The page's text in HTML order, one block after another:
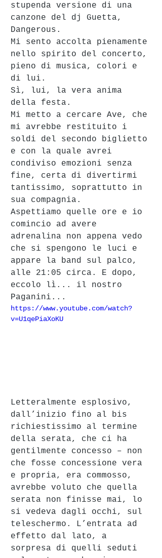
stupenda versione di una
canzone del dj Guetta,
Dangerous.
Mi sento accolta pienamente
nello spirito del concerto,
pieno di musica, colori e
di lui.
Sì, lui, la vera anima
della festa.
Mi metto a cercare Ave, che
mi avrebbe restituito i
soldi del secondo biglietto
e con la quale avrei
condiviso emozioni senza
fine, certa di divertirmi
tantissimo, soprattutto in
sua compagnia.
Aspettiamo quelle ore e io
comincio ad avere
adrenalina non appena vedo
che si spengono le luci e
appare la band sul palco,
alle 21:05 circa. E dopo,
eccolo lì... il nostro
Paganini...
https://www.youtube.com/watch?
v=U1qePiaXoKU
Letteralmente esplosivo,
dall’inizio fino al bis
richiestissimo al termine
della serata, che ci ha
gentilmente concesso – non
che fosse concessione vera
e propria, era commosso,
avrebbe voluto che quella
serata non finisse mai, lo
si vedeva dagli occhi, sul
teleschermo. L’entrata ad
effetto dal lato, a
sorpresa di quelli seduti